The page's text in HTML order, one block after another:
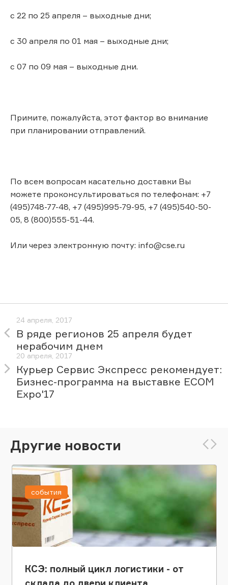
с 22 по 25 апреля – выходные дни;
с 30 апреля по 01 мая – выходные дни;
с 07 по 09 мая – выходные дни.
Примите, пожалуйста, этот фактор во внимание
при планировании отправлений.
По всем вопросам касательно доставки Вы
можете проконсультироваться по телефонам: +7
(495)748-77-48, +7 (495)995-79-95, +7 (495)540-50-
05, 8 (800)555-51-44.
Или через электронную почту: info@cse.ru
24 апреля, 2017
В ряде регионов 25 апреля будет
нерабочим днем
20 апреля, 2017
Курьер Сервис Экспресс рекомендует:
Бизнес-программа на выставке ECOM
Expo'17
Другие новости
КСЭ: полный цикл логистики - от
события